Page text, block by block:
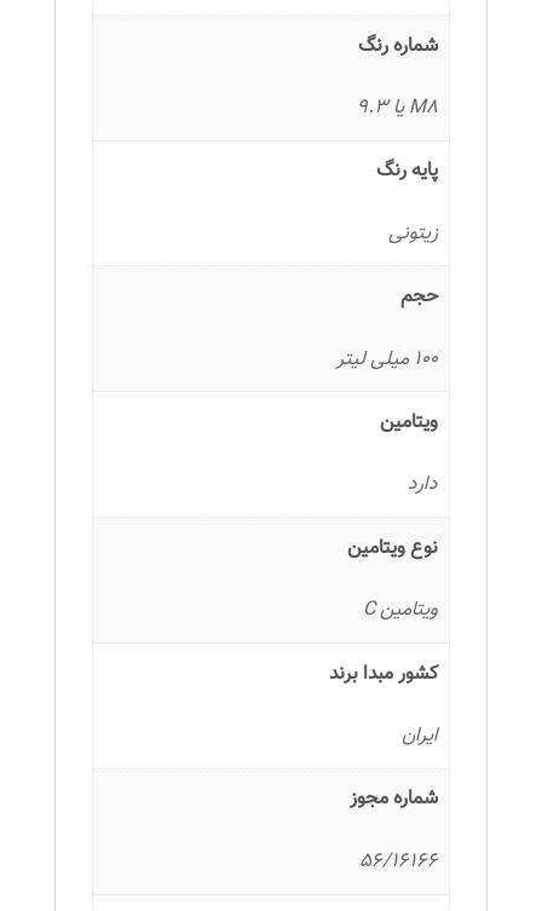
شماره رنگ
M8 یا 9.3
پایه رنگ
زیتونی
حجم
100 میلی لیتر
ویتامین
دارد
نوع ویتامین
ویتامین C
کشور مبدا برند
ایران
شماره مجوز
56/16166